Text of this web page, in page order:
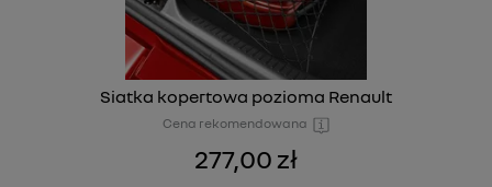
Siatka kopertowa pozioma Renault
Cena rekomendowana
277,00 zł